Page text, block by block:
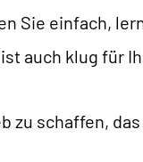
Sie einfach,
auch klug für
zu schaffen,